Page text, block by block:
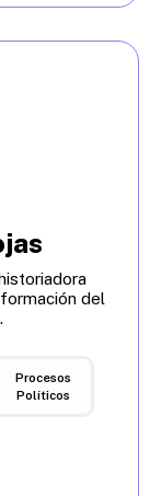
del
Procesos
Políticos